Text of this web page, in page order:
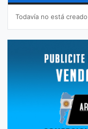
Todavía no está